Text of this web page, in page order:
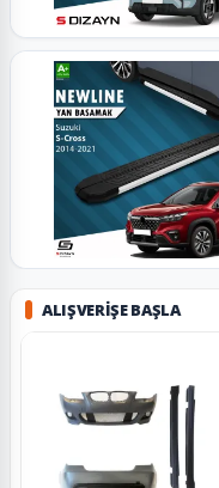
ALIŞVERIŞE BAŞLA